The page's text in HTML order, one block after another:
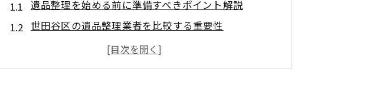
遺品整理を始める前に準備すべきポイント解説
世田谷区の遺品整理業者を比較する重要性
遺品整理の費用と東京エリアの相場を知る
遺品整理で評判の良い業者選びのコツ